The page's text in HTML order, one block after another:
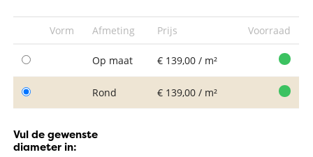
Vorm Afmeting Prijs Voorraad
Op maat € 139,00 / m²
Rond € 139,00 / m²
Vul de gewenste
diameter in: